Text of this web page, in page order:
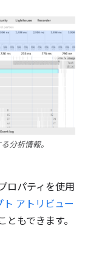
分析情報。
ロパティを使用
アトリビュー
もできます。